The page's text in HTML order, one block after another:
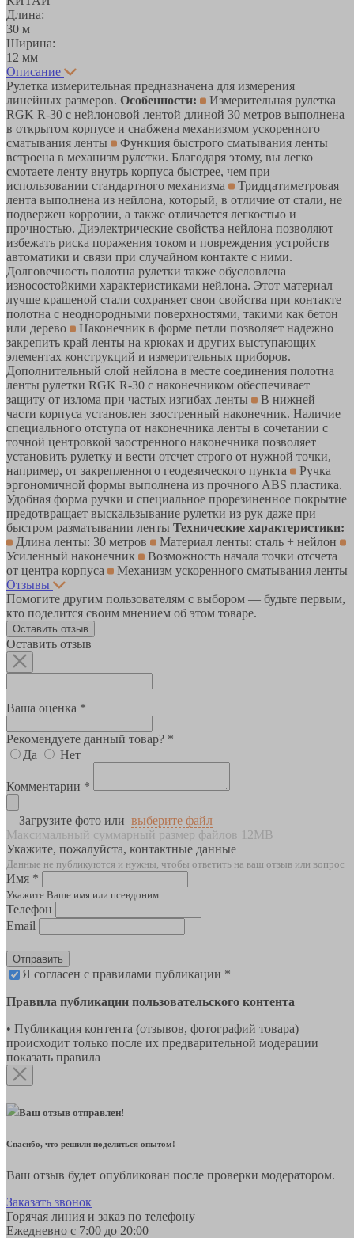
Длина:
30 м
Ширина:
12 мм
Описание
Рулетка измерительная предназначена для измерения
линейных размеров. Особенности:
Измерительная рулетка
RGK R-30 с нейлоновой лентой длиной 30 метров выполнена
в открытом корпусе и снабжена механизмом ускоренного
сматывания ленты
Функция быстрого сматывания ленты
встроена в механизм рулетки. Благодаря этому, вы легко
смотаете ленту внутрь корпуса быстрее, чем при
использовании стандартного механизма
Тридцатиметровая
лента выполнена из нейлона, который, в отличие от стали, не
подвержен коррозии, а также отличается легкостью и
прочностью. Диэлектрические свойства нейлона позволяют
избежать риска поражения током и повреждения устройств
автоматики и связи при случайном контакте с ними.
Долговечность полотна рулетки также обусловлена
износостойкими характеристиками нейлона. Этот материал
лучше крашеной стали сохраняет свои свойства при контакте
полотна с неоднородными поверхностями, такими как бетон
или дерево
Наконечник в форме петли позволяет надежно
закрепить край ленты на крюках и других выступающих
элементах конструкций и измерительных приборов.
Дополнительный слой нейлона в месте соединения полотна
ленты рулетки RGK R-30 с наконечником обеспечивает
защиту от излома при частых изгибах ленты
В нижней
части корпуса установлен заостренный наконечник. Наличие
специального отступа от наконечника ленты в сочетании с
точной центровкой заостренного наконечника позволяет
установить рулетку и вести отсчет строго от нужной точки,
например, от закрепленного геодезического пункта
Ручка
эргономичной формы выполнена из прочного ABS пластика.
Удобная форма ручки и специальное прорезиненное покрытие
предотвращает выскальзывание рулетки из рук даже при
быстром разматывании ленты Технические характеристики:
Длина ленты: 30 метров
Материал ленты: сталь + нейлон
Усиленный наконечник
Возможность начала точки отсчета
от центра корпуса
Механизм ускоренного сматывания ленты
Отзывы
Помогите другим пользователям с выбором — будьте первым,
кто поделится своим мнением об этом товаре.
Оставить отзыв
Оставить отзыв
Ваша оценка *
Рекомендуете данный товар? *
Да
Нет
Комментарии *
Загрузите фото или выберите файл
Максимальный суммарный размер файлов 12MB
Укажите, пожалуйста, контактные данные
Данные не публикуются и нужны, чтобы ответить на ваш отзыв или вопрос
Имя *
Укажите Ваше имя или псевдоним
Телефон
Email
Отправить
Я согласен с правилами публикации *
Правила публикации пользовательского контента
• Публикация контента (отзывов, фотографий товара)
происходит только после их предварительной модерации
показать правила
Ваш отзыв отправлен!
Спасибо, что решили поделиться опытом!
Ваш отзыв будет опубликован после проверки модератором.
Заказать звонок
Горячая линия и заказ по телефону
Ежедневно с 7:00 до 20:00